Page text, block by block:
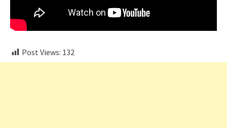
Post Views: 132